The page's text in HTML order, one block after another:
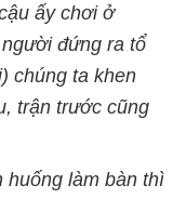
ấy chơi ở
đứng ra tổ
chúng ta khen
trận trước cũng
làm bàn thì